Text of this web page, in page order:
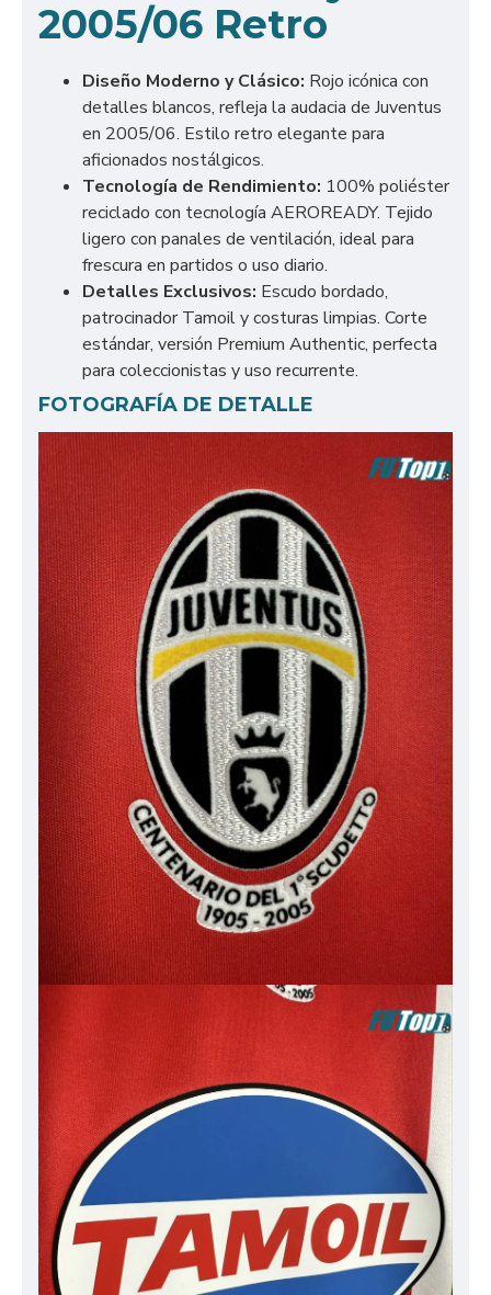
2005/06 Retro
Diseño Moderno y Clásico: Rojo icónica con
detalles blancos, refleja la audacia de Juventus
en 2005/06. Estilo retro elegante para
aficionados nostálgicos.
Tecnología de Rendimiento: 100% poliéster
reciclado con tecnología AEROREADY. Tejido
ligero con panales de ventilación, ideal para
frescura en partidos o uso diario.
Detalles Exclusivos: Escudo bordado,
patrocinador Tamoil y costuras limpias. Corte
estándar, versión Premium Authentic, perfecta
para coleccionistas y uso recurrente.
FOTOGRAFÍA DE DETALLE